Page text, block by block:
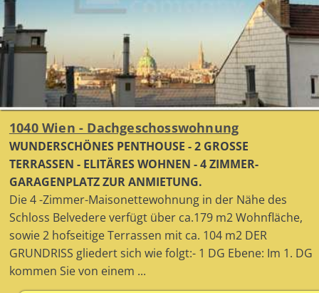
1040 Wien - Dachgeschosswohnung
WUNDERSCHÖNES PENTHOUSE - 2 GROSSE
TERRASSEN - ELITÄRES WOHNEN - 4 ZIMMER-
GARAGENPLATZ ZUR ANMIETUNG.
Die 4 -Zimmer-Maisonettewohnung in der Nähe des
Schloss Belvedere verfügt über ca.179 m2 Wohnfläche,
sowie 2 hofseitige Terrassen mit ca. 104 m2 DER
GRUNDRISS gliedert sich wie folgt:- 1 DG Ebene: Im 1. DG
kommen Sie von einem ...